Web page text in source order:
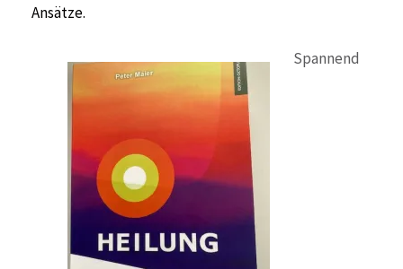
Ansätze.
Spannend